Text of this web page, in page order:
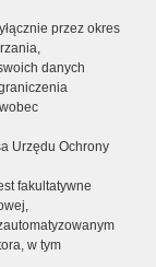
przez okres
danych
Urzędu Ochrony
fakultatywne
w tym